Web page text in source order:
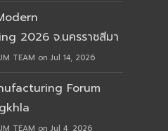
2026 จ.นครราชสีมา
TEAM on Jul 14, 2026
Forum